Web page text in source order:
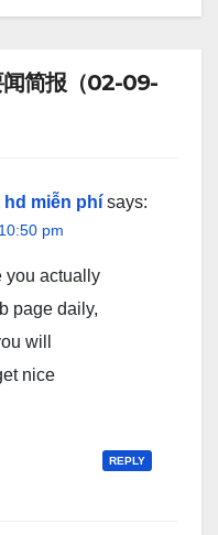
简报（02-09-
hd miễn phí says:
pm
you actually
page daily,
will
nice
REPLY